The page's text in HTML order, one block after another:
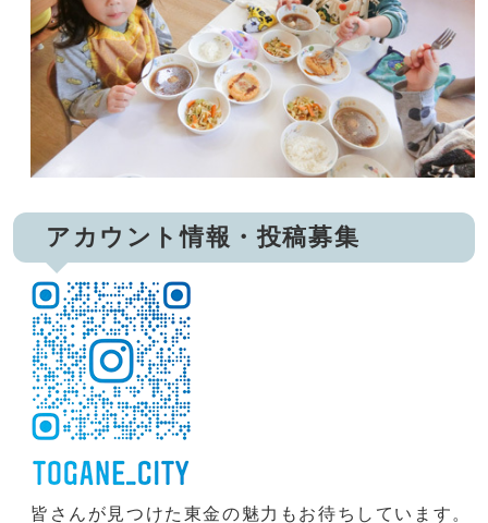
アカウント情報・投稿募集
皆さんが見つけた東金の魅力もお待ちしています。